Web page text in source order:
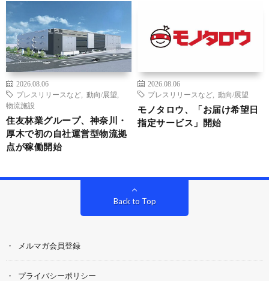
2026.08.06
プレスリリースなど
動向/展望
物流施設
住友林業グループ、神奈川・
厚木で初の自社運営型物流拠
点が稼働開始
2026.08.06
プレスリリースなど
動向/展望
モノタロウ、「お届け希望日
指定サービス」開始
Back to Top
メルマガ会員登録
プライバシーポリシー